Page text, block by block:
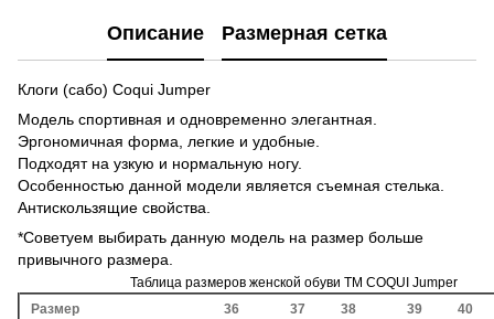
Описание Размерная сетка
Клоги (сабо) Coqui Jumper
Модель спортивная и одновременно элегантная.
Эргономичная форма, легкие и удобные.
Подходят на узкую и нормальную ногу.
Особенностью данной модели является съемная стелька.
Антискользящие свойства.
*Советуем выбирать данную модель на размер больше
привычного размера.
Таблица размеров женской обуви ТМ COQUI Jumper
Размер
36 37 38 39 40